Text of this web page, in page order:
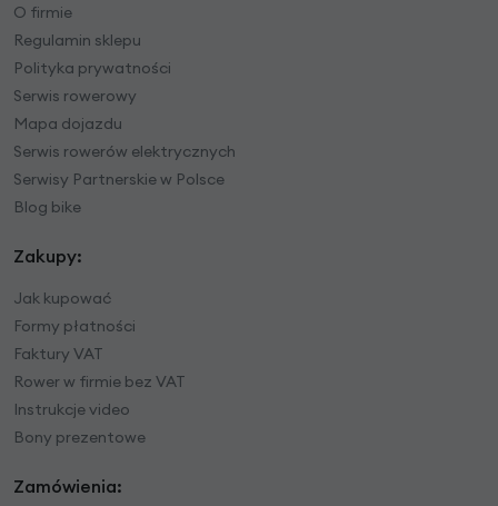
O firmie
Regulamin sklepu
Polityka prywatności
Serwis rowerowy
Mapa dojazdu
Serwis rowerów elektrycznych
Serwisy Partnerskie w Polsce
Blog bike
Zakupy:
Jak kupować
Formy płatności
Faktury VAT
Rower w firmie bez VAT
Instrukcje video
Bony prezentowe
Zamówienia: